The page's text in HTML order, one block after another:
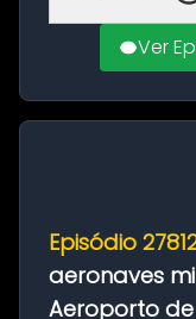
Ver
Episódio
aeronaves
Aeroporto